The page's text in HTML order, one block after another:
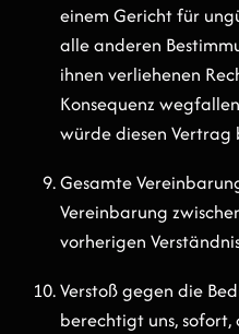
einem Gericht für
alle anderen
ihnen verliehenen
Konsequenz
würde diesen Vertrag
Gesamte
Vereinbarung
vorherigen
Verstoß gegen die
berechtigt uns,